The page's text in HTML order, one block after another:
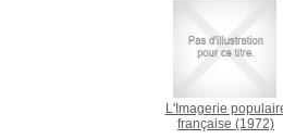
L'Imagerie
française (1972)